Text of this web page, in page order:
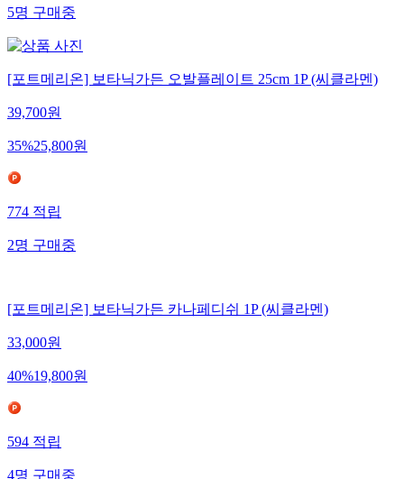
5명 구매중
[포트메리온] 보타닉가든 오발플레이트 25cm 1P (씨클라멘)
39,700원
35%25,800원
774 적립
2명 구매중
[포트메리온] 보타닉가든 카나페디쉬 1P (씨클라멘)
33,000원
40%19,800원
594 적립
4명 구매중